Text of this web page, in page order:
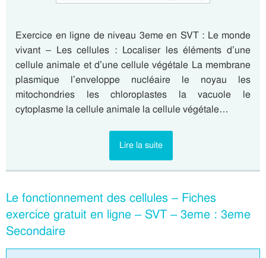
Exercice en ligne de niveau 3eme en SVT : Le monde
vivant – Les cellules : Localiser les éléments d’une
cellule animale et d’une cellule végétale La membrane
plasmique l’enveloppe nucléaire le noyau les
mitochondries les chloroplastes la vacuole le
cytoplasme la cellule animale la cellule végétale…
Lire la suite
Le fonctionnement des cellules – Fiches
exercice gratuit en ligne – SVT – 3eme : 3eme
Secondaire